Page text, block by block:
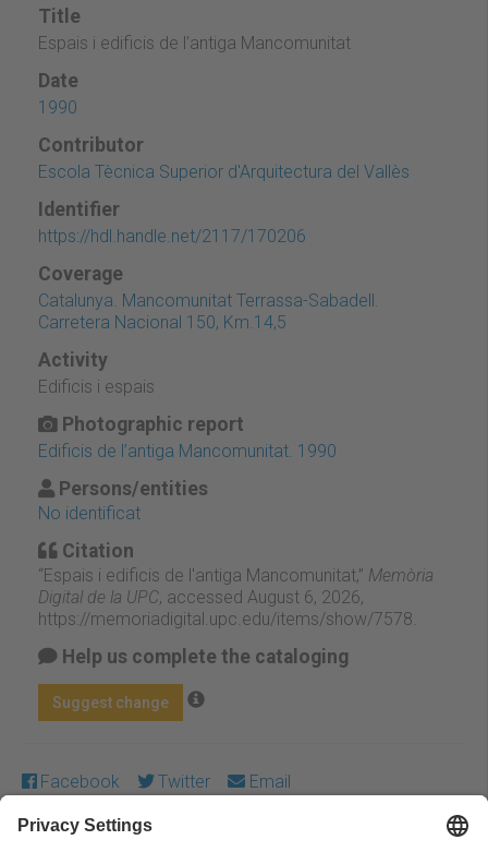
Title
Espais i edificis de l'antiga Mancomunitat
Date
1990
Contributor
Escola Tècnica Superior d'Arquitectura del Vallès
Identifier
https://hdl.handle.net/2117/170206
Coverage
Catalunya. Mancomunitat Terrassa-Sabadell.
Carretera Nacional 150, Km.14,5
Activity
Edificis i espais
Photographic report
Edificis de l’antiga Mancomunitat. 1990
Persons/entities
No identificat
Citation
“Espais i edificis de l'antiga Mancomunitat,” Memòria
Digital de la UPC, accessed August 6, 2026,
https://memoriadigital.upc.edu/items/show/7578
Help us complete the cataloging
Suggest change
Facebook Twitter Email